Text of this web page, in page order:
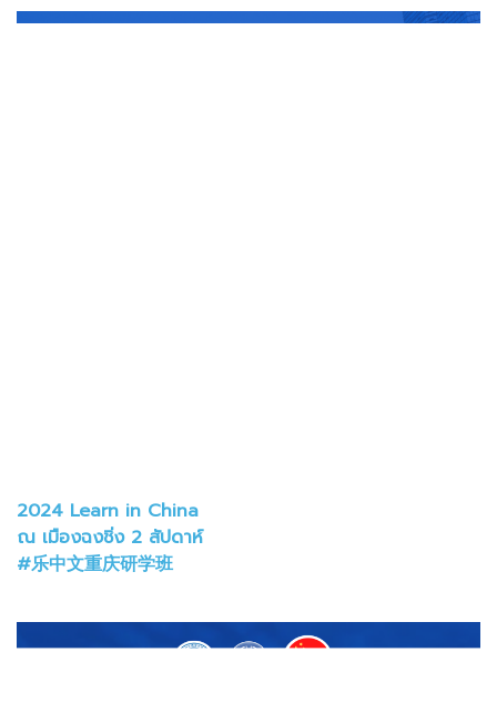
2024 Learn in China
ณ เมืองฉงชิ่ง 2 สัปดาห์
#乐中文重庆研学班